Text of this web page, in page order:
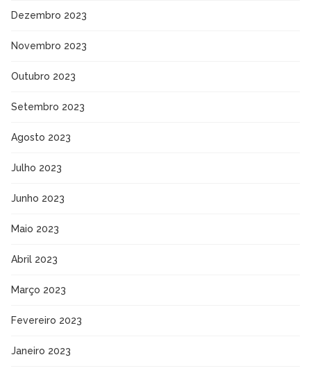
Dezembro 2023
Novembro 2023
Outubro 2023
Setembro 2023
Agosto 2023
Julho 2023
Junho 2023
Maio 2023
Abril 2023
Março 2023
Fevereiro 2023
Janeiro 2023